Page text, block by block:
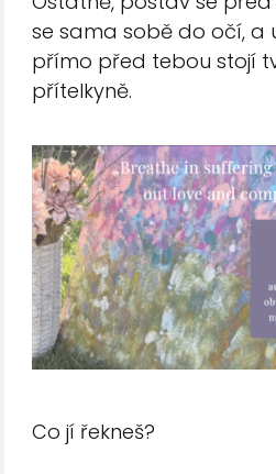
se sama sobě do očí, a
přímo před tebou stojí
přítelkyně.
Co jí řekneš?